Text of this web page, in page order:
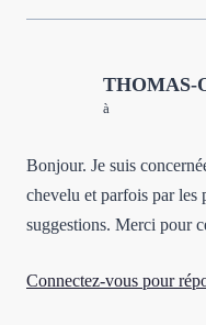
THOMAS-
à
Bonjour. Je suis
chevelu et parfois par les
suggestions. Merci pour
Connectez-vous pour